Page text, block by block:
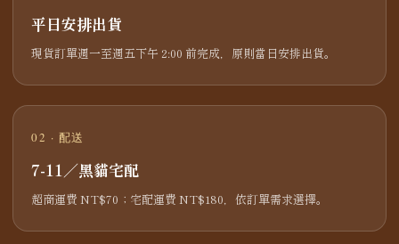
平日安排出貨
現貨訂單週一至週五下午 2:00 前完成，原則當日安排出貨。
02 · 配送
7-11／黑貓宅配
超商運費 NT$70；宅配運費 NT$180，依訂單需求選擇。